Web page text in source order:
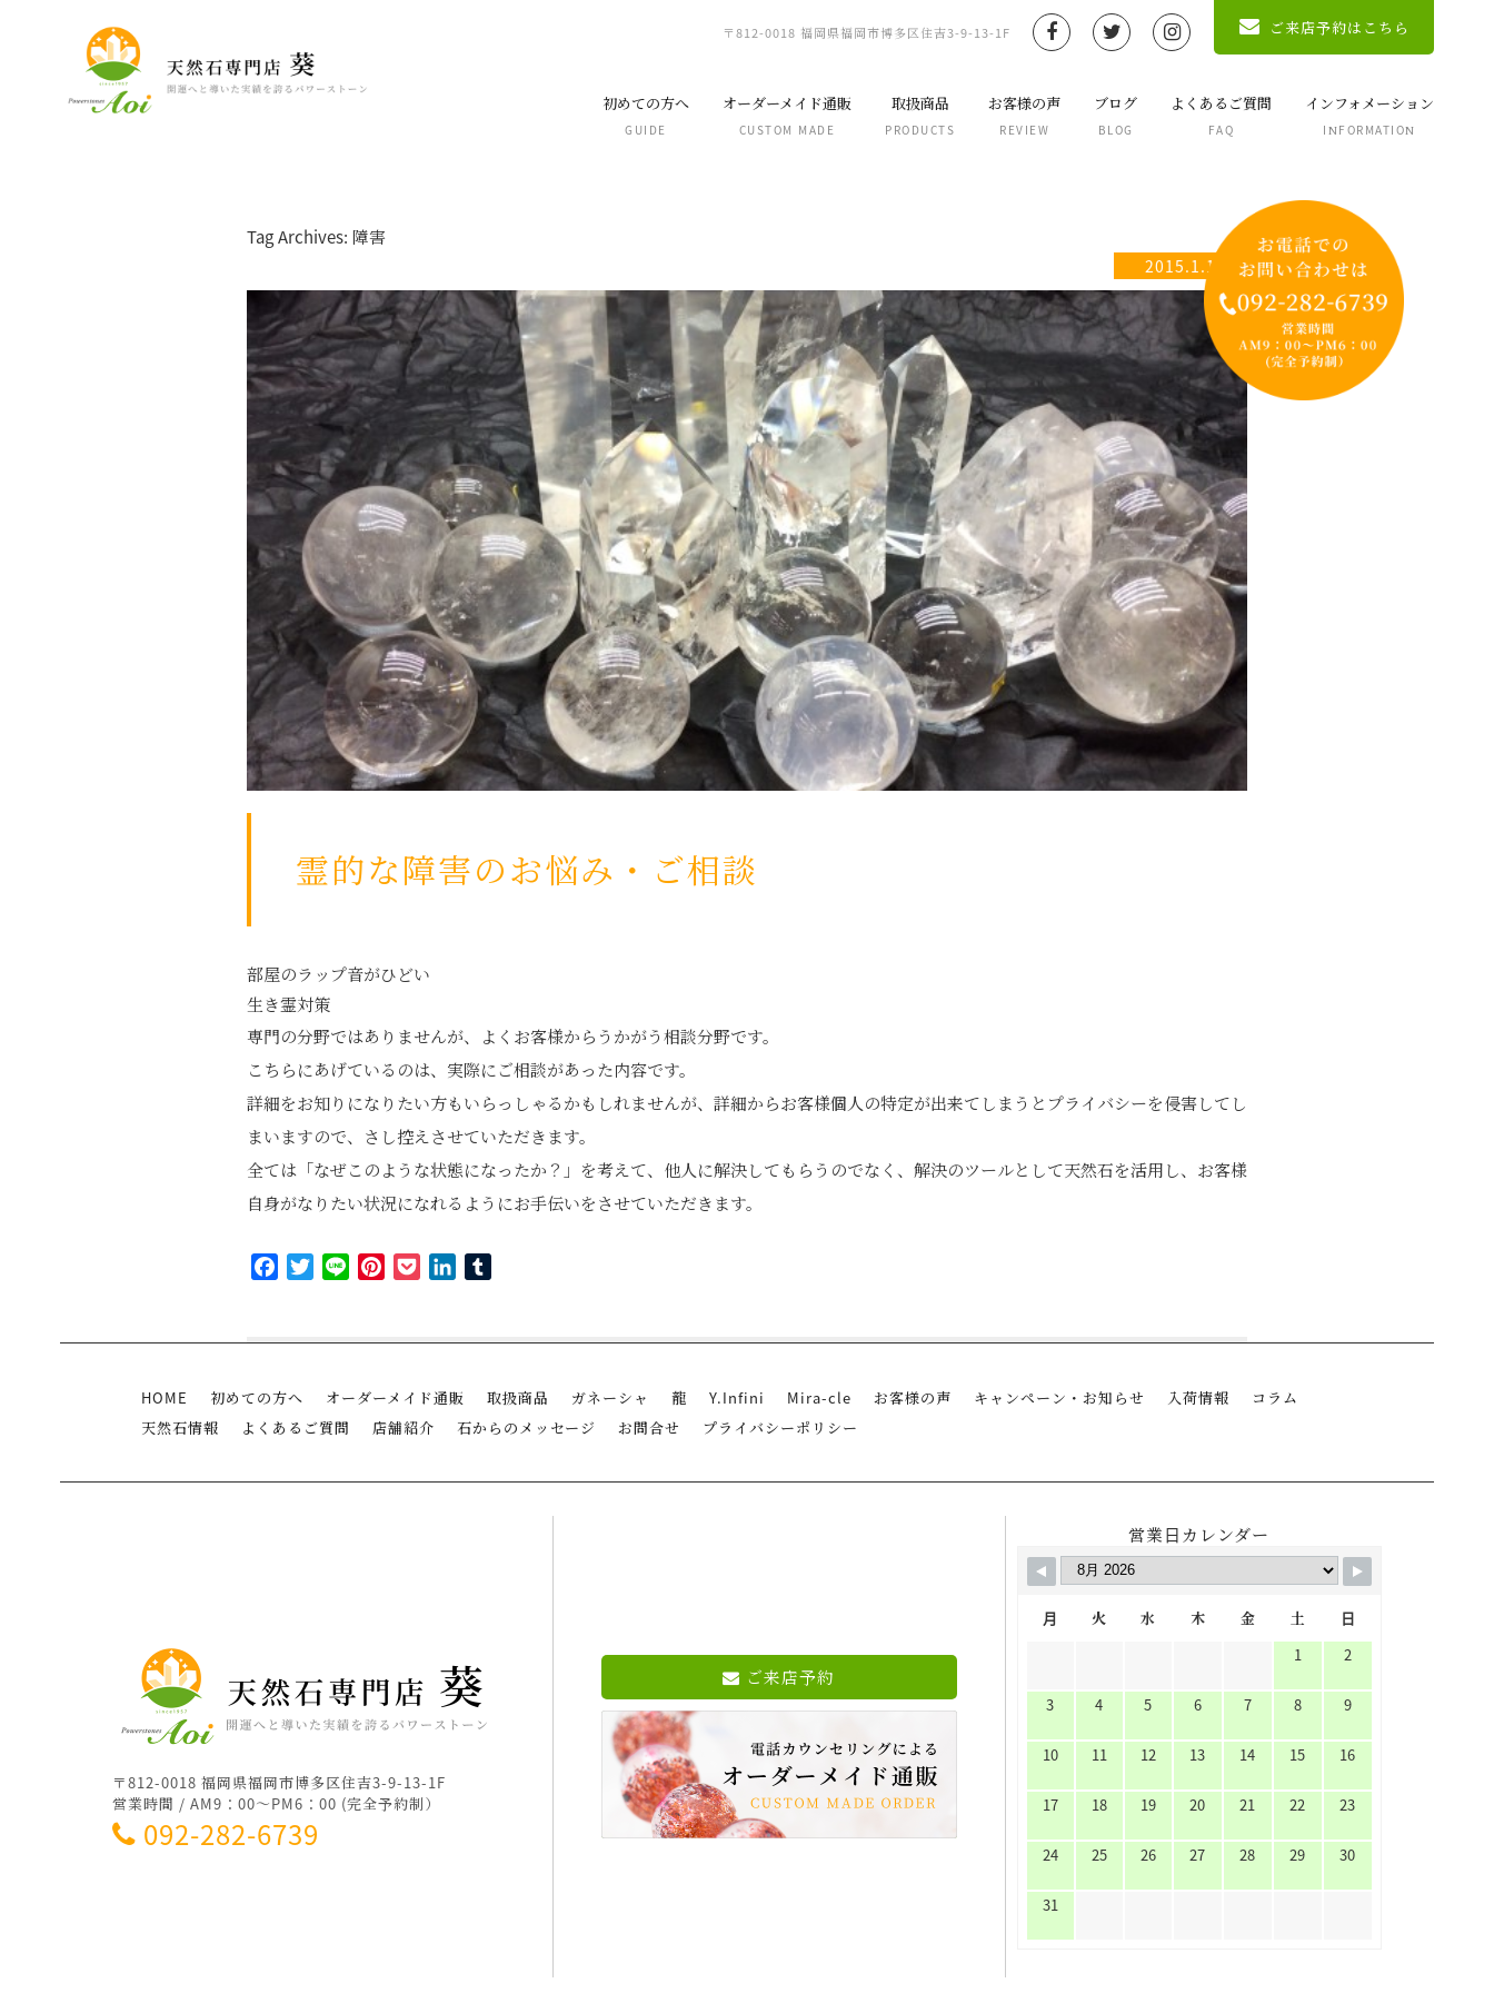
〒812-0018 福岡県福岡市博多区住吉3-9-13-1F ご来店予約はこちら
初めての方へ
GUIDE
オーダーメイド通販
CUSTOM MADE
取扱商品
PRODUCTS
お客様の声
REVIEW
ブログ
BLOG
よくあるご質問
FAQ
インフォメーション
INFORMATION
Tag Archives: 障害
2015.1.1
霊的な障害のお悩み・ご相談
部屋のラップ音がひどい
生き霊対策
専門の分野ではありませんが、よくお客様からうかがう相談分野です。
こちらにあげているのは、実際にご相談があった内容です。
詳細をお知りになりたい方もいらっしゃるかもしれませんが、詳細からお客様個人の特定が出来てしまうとプライバシーを侵害してし
まいますので、さし控えさせていただきます。
全ては「なぜこのような状態になったか？」を考えて、他人に解決してもらうのでなく、解決のツールとして天然石を活用し、お客様
自身がなりたい状況になれるようにお手伝いをさせていただきます。
FacebookTwitterLine PinterestPocketLinkedIn
HOME 初めての方へ オーダーメイド通販 取扱商品 ガネーシャ 龍 Y.Infini Mira-cle お客様の声 キャンペーン・お知らせ 入荷情報
コラム
天然石情報
よくあるご質問 店舗紹介 石からのメッセージ お問合せ プライバシーポリシー
〒812-0018 福岡県福岡市博多区住吉3-9-13-1F
営業時間 / AM9：00～PM6：00 (完全予約制）
092-282-6739
ご来店予約
営業日カレンダー
月 火 水 木 金 土
日
1
2
3 4 5 6 7 8 9
10 11 12 13 14 15 16
17 18 19 20 21 22 23
24 25 26 27 28 29 30
31